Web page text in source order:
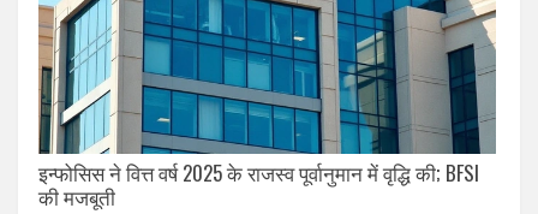
इन्फोसिस ने वित्त वर्ष 2025 के राजस्व पूर्वानुमान में वृद्धि की; BFSI
की मजबूती